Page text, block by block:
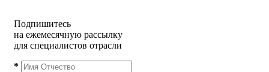
Подпишитесь
на ежемесячную рассылку
для специалистов отрасли
*